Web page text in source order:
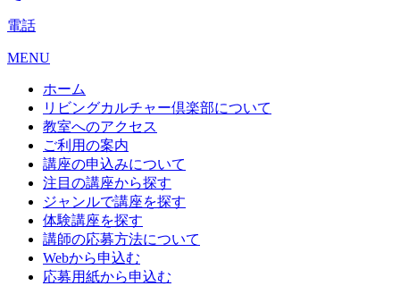
電話
MENU
ホーム
リビングカルチャー倶楽部について
教室へのアクセス
ご利用の案内
講座の申込みについて
注目の講座から探す
ジャンルで講座を探す
体験講座を探す
講師の応募方法について
Webから申込む
応募用紙から申込む